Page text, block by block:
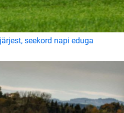
seekord napi eduga